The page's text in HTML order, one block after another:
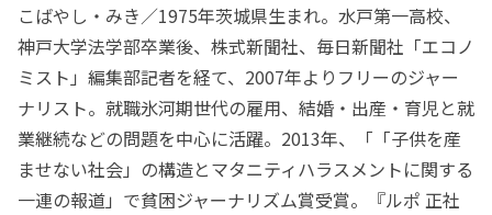
こばやし・みき／1975年茨城県生まれ。水戸第一高校、
神戸大学法学部卒業後、株式新聞社、毎日新聞社「エコノ
ミスト」編集部記者を経て、2007年よりフリーのジャー
ナリスト。就職氷河期世代の雇用、結婚・出産・育児と就
業継続などの問題を中心に活躍。2013年、「「子供を産
ませない社会」の構造とマタニティハラスメントに関する
一連の報道」で貧困ジャーナリズム賞受賞。『ルポ 正社